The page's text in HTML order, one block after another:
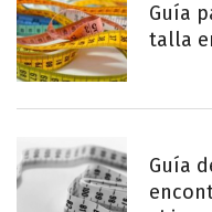
Guía
talla
Guía